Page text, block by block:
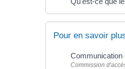
Pour en savoir
Communication
Commission